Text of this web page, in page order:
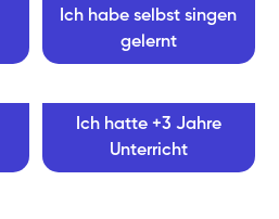
Ich habe selbst singen
gelernt
Ich hatte +3 Jahre
Unterricht